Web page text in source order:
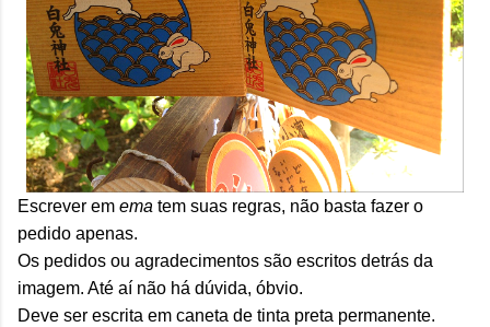
Escrever em ema tem suas regras, não basta fazer o
pedido apenas.
Os pedidos ou agradecimentos são escritos detrás da
imagem. Até aí não há dúvida, óbvio.
Deve ser escrita em caneta de tinta preta permanente.